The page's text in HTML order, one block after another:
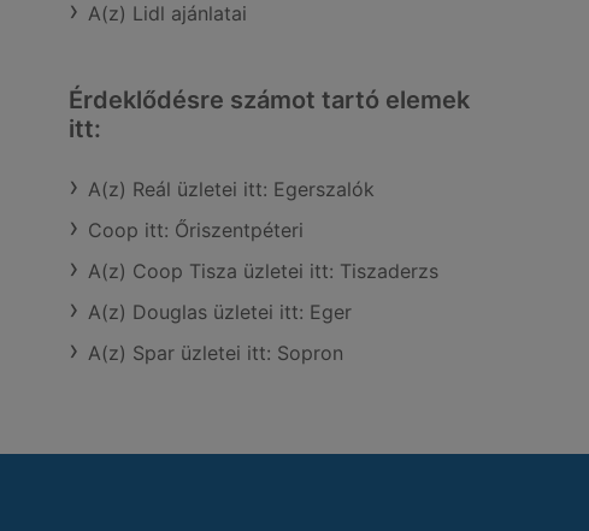
A(z) Lidl ajánlatai
Érdeklődésre számot tartó elemek
itt:
A(z) Reál üzletei itt: Egerszalók
Coop itt: Őriszentpéteri
A(z) Coop Tisza üzletei itt: Tiszaderzs
A(z) Douglas üzletei itt: Eger
A(z) Spar üzletei itt: Sopron